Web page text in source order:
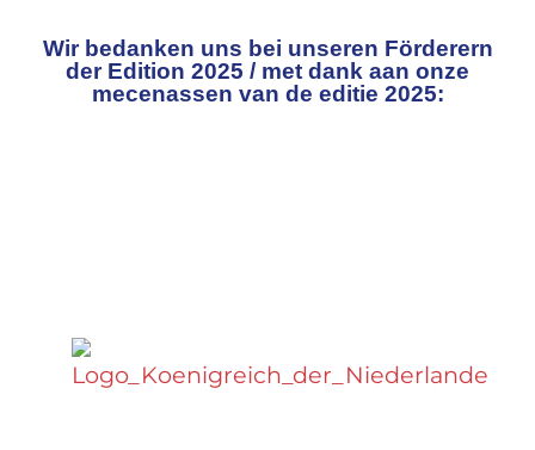
Wir bedanken uns bei unseren Förderern
der Edition 2025 / met dank aan onze
mecenassen van de editie 2025: